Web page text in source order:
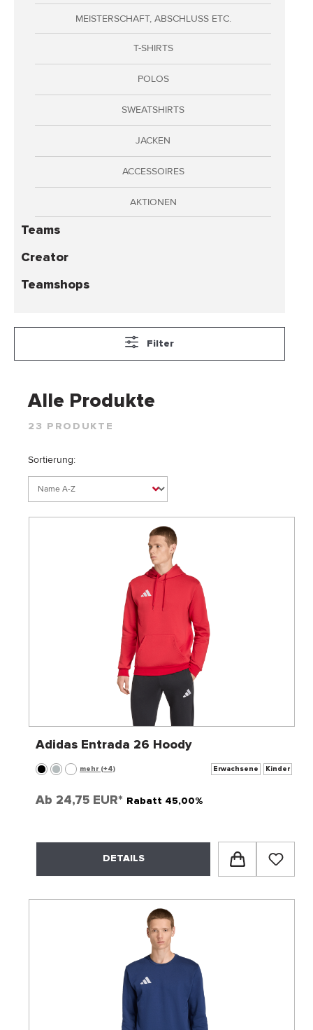
Adressen
Zahlungsarten
Widerruf erklären
MEISTERSCHAFT, ABSCHLUSS ETC.
T-SHIRTS
POLOS
SWEATSHIRTS
JACKEN
ACCESSOIRES
AKTIONEN
Teams
Creator
Teamshops
Filter
Alle Produkte
23 PRODUKTE
Sortierung:
Adidas Entrada 26 Hoody
mehr (+4) Erwachsene Kinder
Ab 24,75 EUR* Rabatt 45,00%
DETAILS